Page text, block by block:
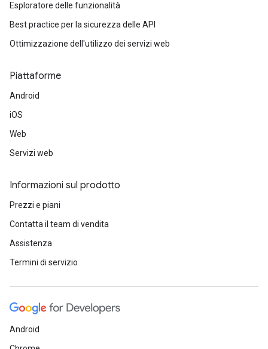
Esploratore delle funzionalità
Best practice per la sicurezza delle API
Ottimizzazione dell'utilizzo dei servizi web
Piattaforme
Android
iOS
Web
Servizi web
Informazioni sul prodotto
Prezzi e piani
Contatta il team di vendita
Assistenza
Termini di servizio
Android